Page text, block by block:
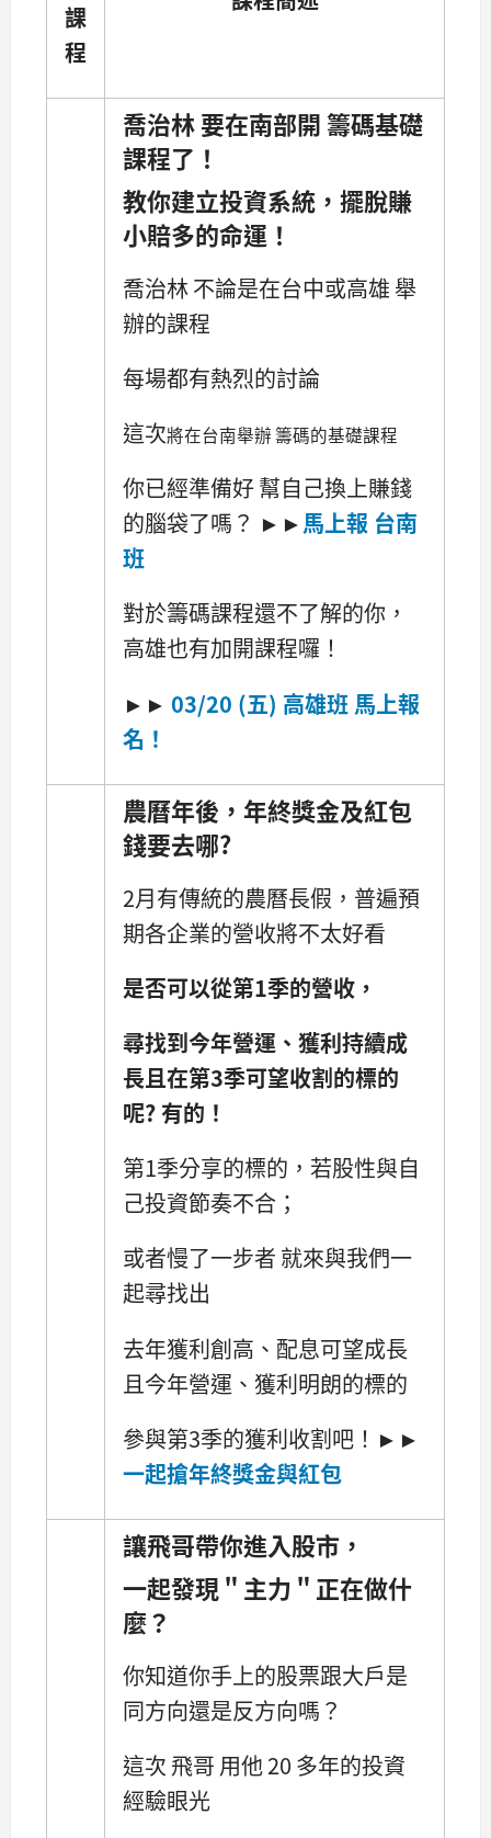
課
程
喬治林 要在南部開 籌碼基礎
課程了！
教你建立投資系統，擺脫賺
小賠多的命運！
喬治林 不論是在台中或高雄 舉
辦的課程
每場都有熱烈的討論
這次將在台南舉辦 籌碼的基礎課程
你已經準備好 幫自己換上賺錢
的腦袋了嗎？ ►►馬上報 台南
班
對於籌碼課程還不了解的你，
高雄也有加開課程囉！
►► 03/20 (五) 高雄班 馬上報
名！
農曆年後，年終獎金及紅包
錢要去哪?
2月有傳統的農曆長假，普遍預
期各企業的營收將不太好看
是否可以從第1季的營收，
尋找到今年營運、獲利持續成
長且在第3季可望收割的標的
呢?有的！
第1季分享的標的，若股性與自
己投資節奏不合；
或者慢了一步者 就來與我們一
起尋找出
去年獲利創高、配息可望成長
且今年營運、獲利明朗的標的
參與第3季的獲利收割吧！►►
一起搶年終獎金與紅包
讓飛哥帶你進入股市，
一起發現＂主力＂正在做什
麼？
你知道你手上的股票跟大戶是
同方向還是反方向嗎？
這次 飛哥 用他 20 多年的投資
經驗眼光